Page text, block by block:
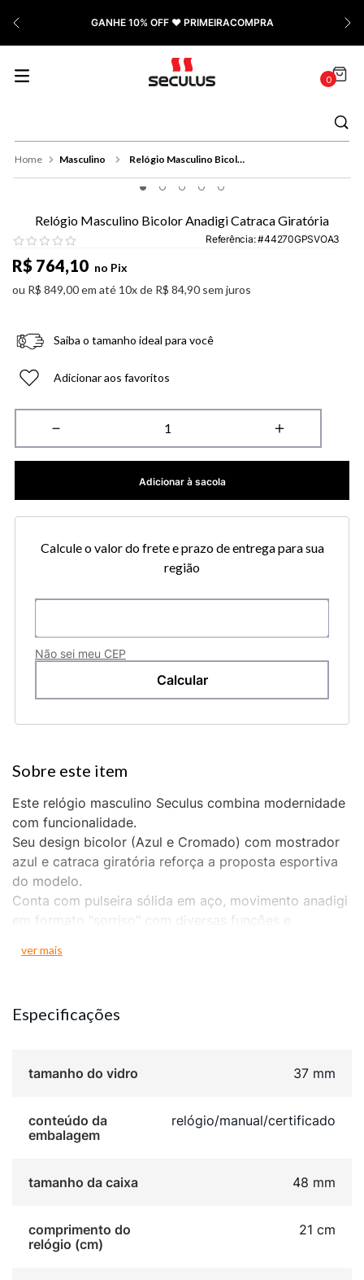
PAGUE COM PIX | Ganhe 5% OFF
0
Masculino Relógio Masculino Bicolor Anadigi Catraca Giratória
Relógio Masculino Bicolor Anadigi Catraca Giratória
Referência: 44270GPSVOA3
R$ 764,10 no Pix
ou R$ 849,00em até 10x de R$ 84,90 sem juros
Saiba o tamanho ideal para você
Adicionar aos favoritos
＋
－
Adicionar à sacola
Calcule o valor do frete e prazo de entrega para sua
região
Não sei meu CEP
Este relógio masculino Seculus combina modernidade
com funcionalidade.
Seu design bicolor (Azul e Cromado) com mostrador
azul e catraca giratória reforça a proposta esportiva
do modelo.
Conta com pulseira sólida em aço, movimento anadigi
em formato "sorriso" com diversas funções e
A caixa de 48mm completa o visual arrojado para
ver mais
Especificações
tamanho do vidro 37 mm
conteúdo da
embalagem
relógio/manual/certificado
tamanho da caixa 48 mm
comprimento do
relógio (cm)
21 cm
9º